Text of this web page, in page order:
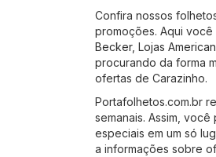
Confira nossos
promoções. Aqui
Becker, Lojas
procurando da forma
ofertas de Carazinho.
Portafolhetos.com.br
semanais. Assim,
especiais em um só
a informações sobre